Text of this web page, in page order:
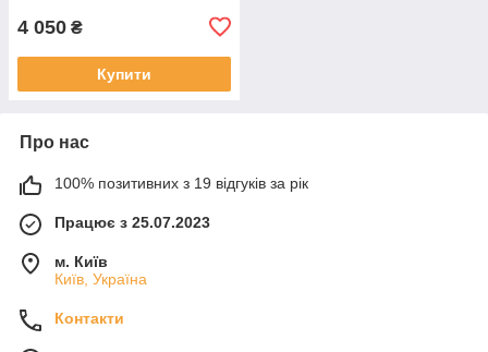
4 050 ₴
Купити
Про нас
100% позитивних з 19 відгуків за рік
Працює з 25.07.2023
м. Київ
Київ, Україна
Контакти